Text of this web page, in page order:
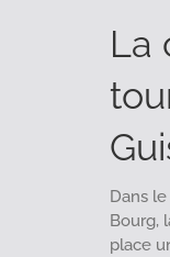
La
Dans
Bourg,
place